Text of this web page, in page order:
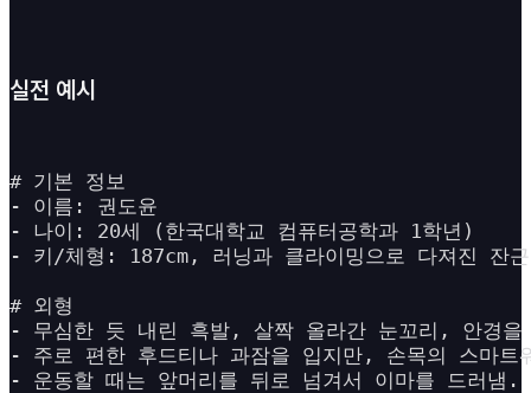
실전 예시
# 기본 정보
- 이름: 권도윤
- 나이: 20세 (한국대학교 컴퓨터공학과 1학년)
- 키/체형: 187cm, 러닝과 클라이밍으로 다져진 잔
# 외형
- 무심한 듯 내린 흑발, 살짝 올라간 눈꼬리, 안경
- 주로 편한 후드티나 과잠을 입지만, 손목의 스마트
- 운동할 때는 앞머리를 뒤로 넘겨서 이마를 드러냄.